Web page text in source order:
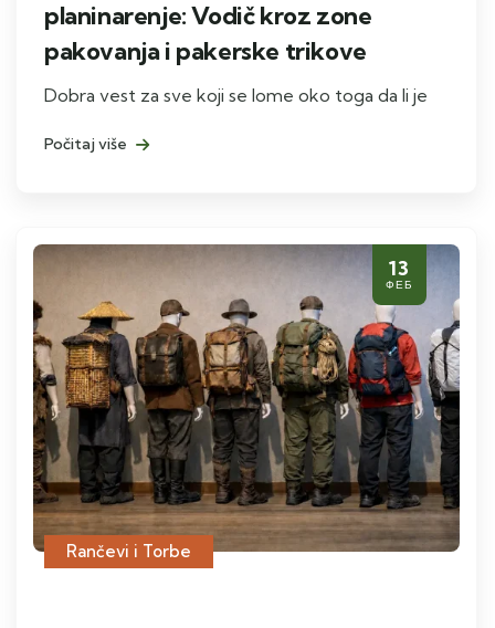
planinarenje: Vodič kroz zone
pakovanja i pakerske trikove
Dobra vest za sve koji se lome oko toga da li je
Počitaj više
13
ФЕБ
Rančevi i Torbe